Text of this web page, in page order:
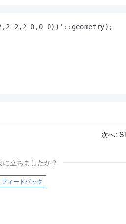
2,2 2,2 0,0 0))'::geometry);
次へ:
立ちましたか？
フィードバック